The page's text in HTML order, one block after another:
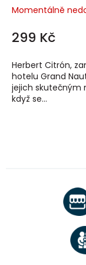
Momentálně
299 Kč
Herbert Citrón,
hotelu Grand
jejich skutečným
když se...